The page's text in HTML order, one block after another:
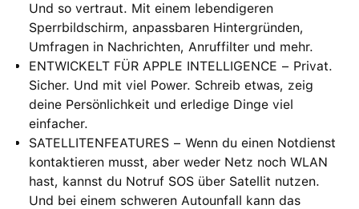
Und so vertraut. Mit einem lebendigeren
Sperrbildschirm, anpassbaren Hintergründen,
Umfragen in Nachrichten, Anruffilter und mehr.
ENTWICKELT FÜR APPLE INTELLIGENCE − Privat.
Sicher. Und mit viel Power. Schreib etwas, zeig
deine Persönlichkeit und erledige Dinge viel
einfacher.
SATELLITENFEATURES − Wenn du einen Notdienst
kontaktieren musst, aber weder Netz noch WLAN
hast, kannst du Notruf SOS über Satellit nutzen.
Und bei einem schweren Autounfall kann das